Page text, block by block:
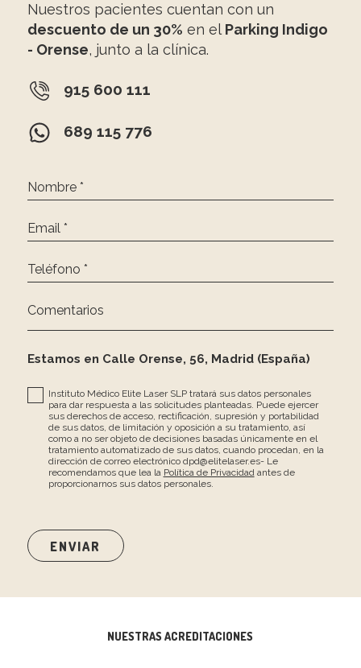
Nuestros pacientes cuentan con un
descuento de un 30% en el Parking Indigo
- Orense, junto a la clínica.
915 600 111
689 115 776
Nombre *
Email *
Teléfono *
Comentarios
Estamos en Calle Orense, 56, Madrid (España)
Instituto Médico Elite Laser SLP tratará sus datos personales
para dar respuesta a las solicitudes planteadas. Puede ejercer
sus derechos de acceso, rectificación, supresión y portabilidad
de sus datos, de limitación y oposición a su tratamiento, así
como a no ser objeto de decisiones basadas únicamente en el
tratamiento automatizado de sus datos, cuando procedan, en la
dirección de correo electrónico dpd@elitelaser.es- Le
recomendamos que lea la Política de Privacidadantes de
proporcionarnos sus datos personales.
NUESTRAS ACREDITACIONES